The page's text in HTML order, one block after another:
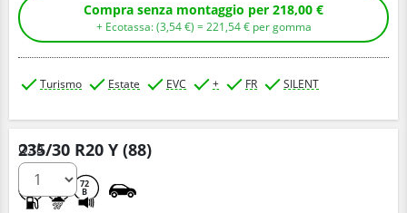
Compra senza montaggio per 218,00 €
+ Ecotassa: (3,54€ ) =221,54€ per gomma
Turismo Estate EVC + FR SILENT
235/30 R20 Y (88)
72
B
Q.tà